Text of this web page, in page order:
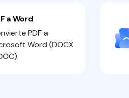
a Word
PDF a
Word (DOCX